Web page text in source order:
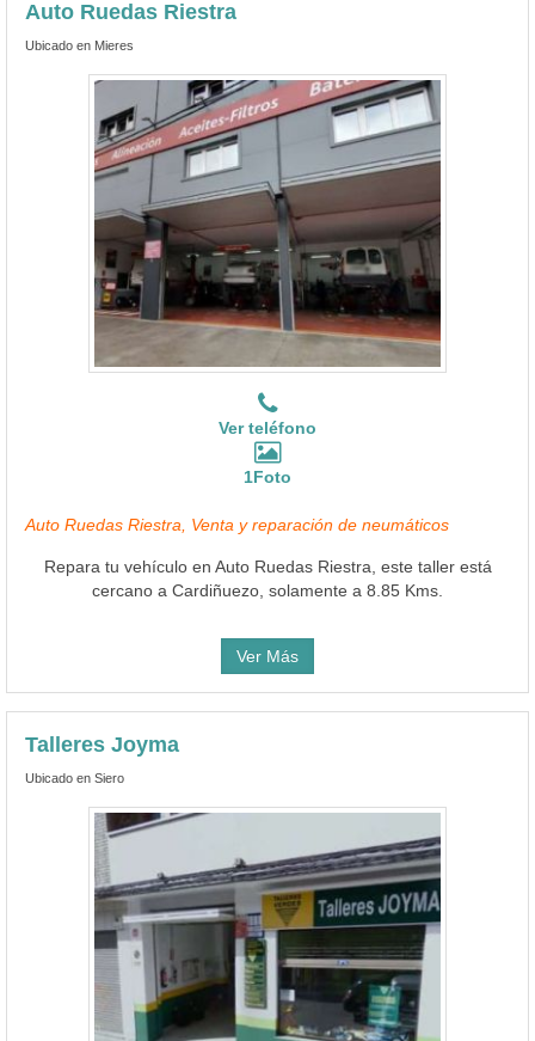
Auto Ruedas Riestra
Ubicado en Mieres
Ver teléfono
1Foto
Auto Ruedas Riestra, Venta y reparación de neumáticos
Repara tu vehículo en Auto Ruedas Riestra, este taller está
cercano a Cardiñuezo, solamente a 8.85 Kms.
Ver Más
Talleres Joyma
Ubicado en Siero